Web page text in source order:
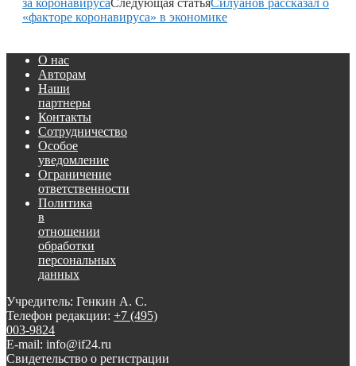
за коронавирусаСледующая статьяСилуанов рассказал о
«факторе коронавируса» в экономике
О нас
Авторам
Наши
партнеры
Контакты
Сотрудничество
Особое
уведомление
Ограничение
ответственности
Политика
в
отношении
обработки
персональных
данных
Учредитель: Генкин А. С.
Телефон редакции: +7 (495)
003-9824
E-mail: info@if24.ru
Свидетельство о регистрации